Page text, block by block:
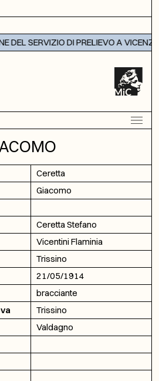
DEL SERVIZIO DI PRELIEVO A VICENZA
Ceretta
Giacomo
Ceretta Stefano
Vicentini Flaminia
Trissino
21/05/1914
bracciante
Trissino
Valdagno